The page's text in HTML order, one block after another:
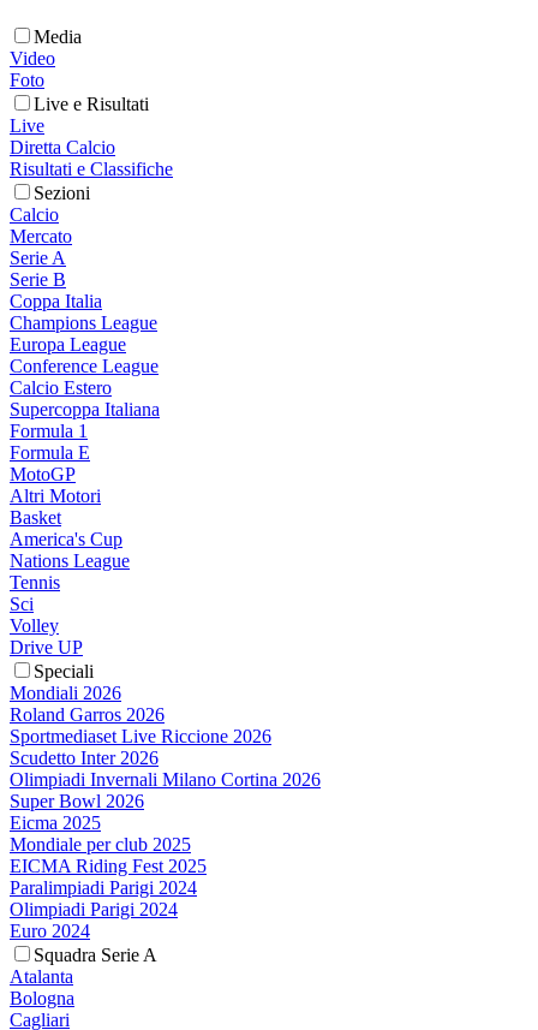
Media
Video
Foto
Live e Risultati
Live
Diretta Calcio
Risultati e Classifiche
Sezioni
Calcio
Mercato
Serie A
Serie B
Coppa Italia
Champions League
Europa League
Conference League
Calcio Estero
Supercoppa Italiana
Formula 1
Formula E
MotoGP
Altri Motori
Basket
America's Cup
Nations League
Tennis
Sci
Volley
Drive UP
Speciali
Mondiali 2026
Roland Garros 2026
Sportmediaset Live Riccione 2026
Scudetto Inter 2026
Olimpiadi Invernali Milano Cortina 2026
Super Bowl 2026
Eicma 2025
Mondiale per club 2025
EICMA Riding Fest 2025
Paralimpiadi Parigi 2024
Olimpiadi Parigi 2024
Euro 2024
Squadra Serie A
Atalanta
Bologna
Cagliari